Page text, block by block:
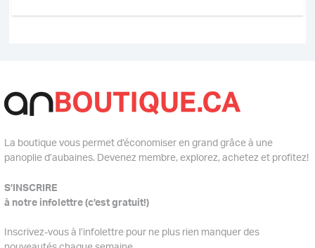
La boutique vous permet d’économiser en grand grâce à une
panoplie d’aubaines. Devenez membre, explorez, achetez et profitez!
S’INSCRIRE
à notre infolettre (c’est gratuit!)
Inscrivez-vous à l’infolettre pour ne plus rien manquer des